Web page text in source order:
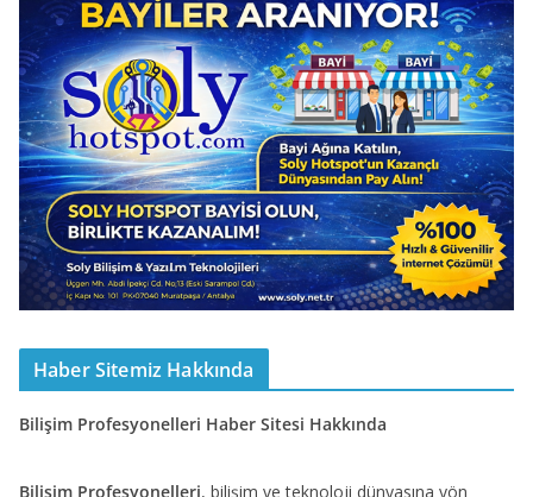
Haber Sitemiz Hakkında
Bilişim Profesyonelleri Haber Sitesi Hakkında
Bilişim Profesyonelleri, bilişim ve teknoloji dünyasına yön